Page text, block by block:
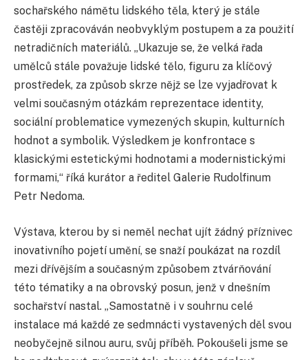
sochařského námětu lidského těla, který je stále
častěji zpracováván neobvyklým postupem a za použití
netradičních materiálů. „Ukazuje se, že velká řada
umělců stále považuje lidské tělo, figuru za klíčový
prostředek, za způsob skrze nějž se lze vyjadřovat k
velmi současným otázkám reprezentace identity,
sociální problematice vymezených skupin, kulturních
hodnot a symbolik. Výsledkem je konfrontace s
klasickými estetickými hodnotami a modernistickými
formami,“ říká kurátor a ředitel Galerie Rudolfinum
Petr Nedoma.
Výstava, kterou by si neměl nechat ujít žádný příznivec
inovativního pojetí umění, se snaží poukázat na rozdíl
mezi dřívějším a současným způsobem ztvárňování
této tématiky a na obrovský posun, jenž v dnešním
sochařství nastal. „Samostatně i v souhrnu celé
instalace má každé ze sedmnácti vystavených děl svou
neobyčejně silnou auru, svůj příběh. Pokoušeli jsme se